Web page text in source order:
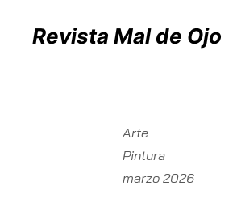
Revista Mal de Ojo
Arte
Pintura
marzo 2026